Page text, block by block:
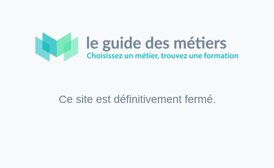
Ce site est définitivement fermé.